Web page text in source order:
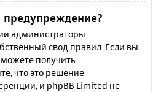
администраторы
свод правил. Если вы
получить
что это решение
и phpBB Limited не